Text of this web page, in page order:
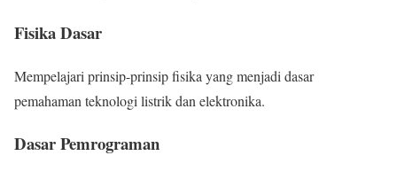
Fisika Dasar
Mempelajari prinsip-prinsip fisika yang menjadi dasar
pemahaman teknologi listrik dan elektronika.
Dasar Pemrograman